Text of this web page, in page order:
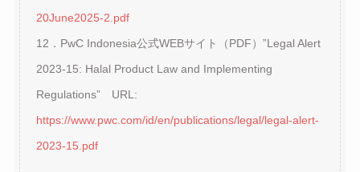
20June2025-2.pdf
12．PwC Indonesia公式WEBサイト（PDF）”Legal Alert
2023-15: Halal Product Law and Implementing
Regulations” URL:
https://www.pwc.com/id/en/publications/legal/legal-alert-
2023-15.pdf